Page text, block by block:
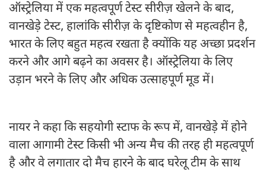
ऑस्ट्रेलिया में एक महत्वपूर्ण टेस्ट सीरीज़ खेलने के बाद,
वानखेड़े टेस्ट, हालांकि सीरीज़ के दृष्टिकोण से महत्वहीन है,
भारत के लिए बहुत महत्व रखता है क्योंकि यह अच्छा प्रदर्शन
करने और आगे बढ़ने का अवसर है। ऑस्ट्रेलिया के लिए
उड़ान भरने के लिए और अधिक उत्साहपूर्ण मूड में।
नायर ने कहा कि सहयोगी स्टाफ के रूप में, वानखेड़े में होने
वाला आगामी टेस्ट किसी भी अन्य मैच की तरह ही महत्वपूर्ण
है और वे लगातार दो मैच हारने के बाद घरेलू टीम के साथ